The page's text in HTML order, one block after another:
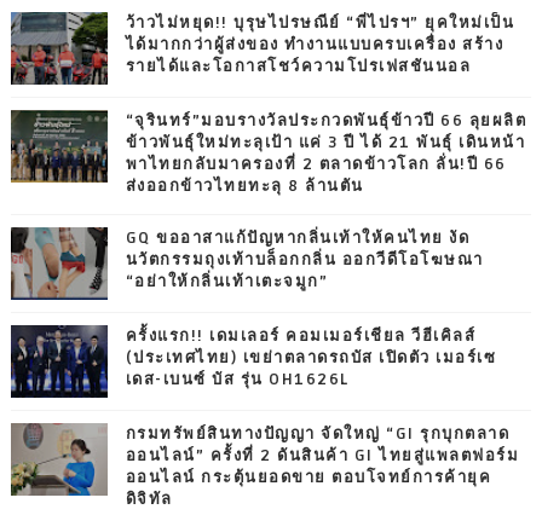
ว้าวไม่หยุด!! บุรุษไปรษณีย์ “พี่ไปรฯ” ยุคใหม่เป็น
ได้มากกว่าผู้ส่งของ ทำงานแบบครบเครื่อง สร้าง
รายได้และโอกาสโชว์ความโปรเฟสชันนอล
“จุรินทร์”มอบรางวัลประกวดพันธุ์ข้าวปี 66 ลุยผลิต
ข้าวพันธุ์ใหม่ทะลุเป้า แค่ 3 ปี ได้ 21 พันธุ์ เดินหน้า
พาไทยกลับมาครองที่ 2 ตลาดข้าวโลก ลั่น!ปี 66
ส่งออกข้าวไทยทะลุ 8 ล้านตัน
GQ ขออาสาแก้ปัญหากลิ่นเท้าให้คนไทย งัด
นวัตกรรมถุงเท้าบล็อกกลิ่น ออกวีดีโอโฆษณา
“อย่าให้กลิ่นเท้าเตะจมูก”
ครั้งแรก!! เดมเลอร์ คอมเมอร์เชียล วีฮีเคิลส์
(ประเทศไทย) เขย่าตลาดรถบัส เปิดตัว เมอร์เซ
เดส-เบนซ์ บัส รุ่น OH1626L
กรมทรัพย์สินทางปัญญา จัดใหญ่ “GI รุกบุกตลาด
ออนไลน์” ครั้งที่ 2 ดันสินค้า GI ไทยสู่แพลตฟอร์ม
ออนไลน์ กระตุ้นยอดขาย ตอบโจทย์การค้ายุค
ดิจิทัล